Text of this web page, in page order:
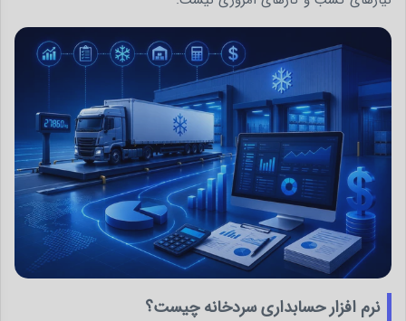
نرم افزار حسابداری سردخانه چیست؟